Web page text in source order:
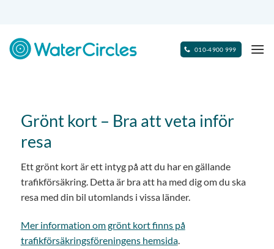
content
010-4900 999
Grönt kort – Bra att veta inför
resa
Ett grönt kort är ett intyg på att du har en gällande
trafikförsäkring. Detta är bra att ha med dig om du ska
resa med din bil utomlands i vissa länder.
Mer information om grönt kort finns på
trafikförsäkringsföreningens hemsida.